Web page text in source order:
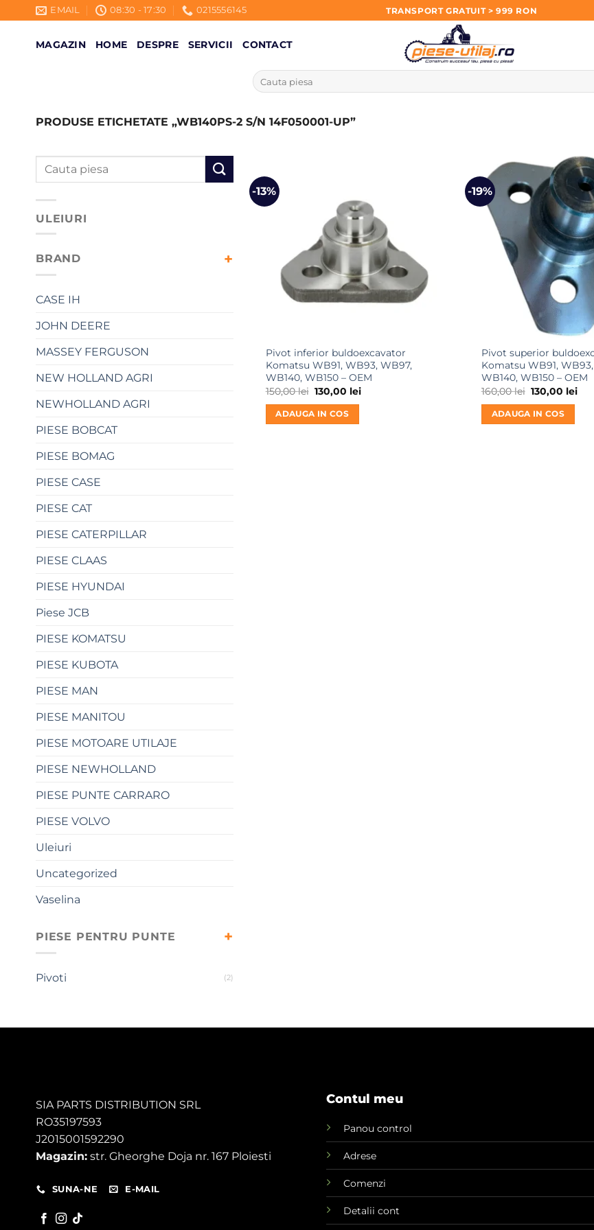
to
content
EMAIL 08:30 - 17:30 0215556145 TRANSPORT GRATUIT > 999 RON
MAGAZIN HOME DESPRE SERVICII CONTACT
Caută
după:
PRODUSE ETICHETATE „WB140PS-2 S/N 14F050001-UP”
Caută
ULEIURI
BRAND
CASE IH
JOHN DEERE
MASSEY FERGUSON
NEW HOLLAND AGRI
NEWHOLLAND AGRI
PIESE BOBCAT
PIESE BOMAG
PIESE CASE
PIESE CAT
PIESE CATERPILLAR
PIESE CLAAS
PIESE HYUNDAI
Piese JCB
PIESE KOMATSU
PIESE KUBOTA
PIESE MAN
PIESE MANITOU
PIESE MOTOARE UTILAJE
PIESE NEWHOLLAND
PIESE PUNTE CARRARO
PIESE VOLVO
Uleiuri
Uncategorized
Vaselina
PIESE PENTRU PUNTE
Pivoti (2)
-13%
Pivot inferior buldoexcavator
Komatsu WB91, WB93, WB97,
WB140, WB150 – OEM
150,00lei Prețul
inițial
a
fost:
130,00 leiPrețul
ADAUGA IN COS
-19%
Pivot superior
Komatsu WB91,
WB140, WB150 – OEM
160,00lei Prețul
inițial
a
fost:
130,00 lei
ADAUGA IN COS
SIA PARTS DISTRIBUTION SRL
RO35197593
J2015001592290
Magazin: str. Gheorghe Doja nr. 167 Ploiesti
SUNA-NE E-MAIL
Contul meu
Panou control
Adrese
Comenzi
Detalii cont